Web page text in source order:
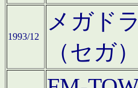
1993/12
メガド
（セガ